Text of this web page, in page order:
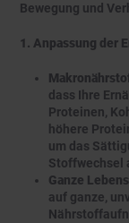
Bewegung und
1. Anpassung der
dass Ihre
Proteinen,
höhere
um das
Stoffwechsel
Ganze
auf ganze,